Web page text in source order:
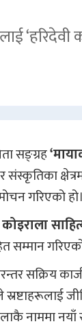
सङ्ग्रह
गरिएको हो।
कोइराला
सम्मान
सक्रिय
नाममा नयाँ